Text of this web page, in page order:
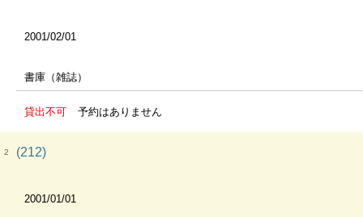
2001/02/01
書庫（雑誌）
貸出不可 予約はありません
2 (212)
2001/01/01